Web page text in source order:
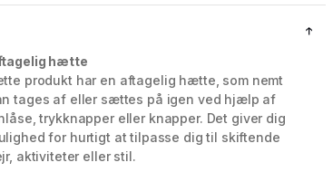
hætte
produkt har en aftagelig hætte, som nemt
tages af eller sættes på igen ved hjælp af
trykknapper eller knapper. Det giver dig
for hurtigt at tilpasse dig til skiftende
aktiviteter eller stil.